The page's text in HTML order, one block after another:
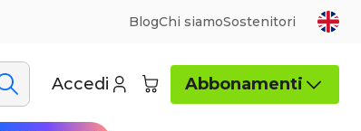
BlogChi siamoSostenitori
Accedi Abbonamenti